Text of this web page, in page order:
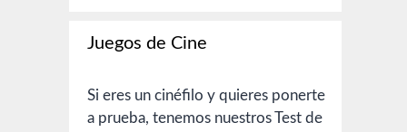
Juegos de Cine
Si eres un cinéfilo y quieres ponerte
a prueba, tenemos nuestros Test de